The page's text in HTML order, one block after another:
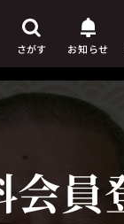
さがす お知らせ
会員